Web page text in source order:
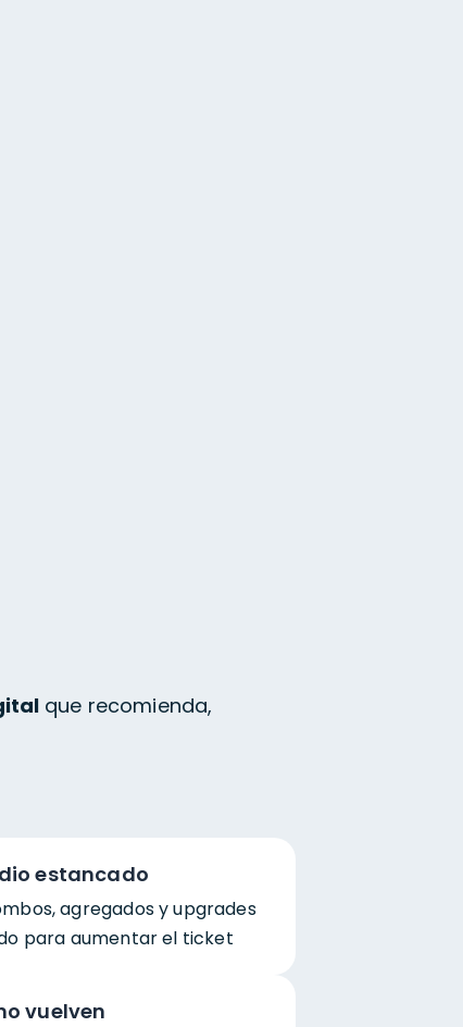
que recomienda,
estancado
agregados y upgrades
para aumentar el ticket
vuelven